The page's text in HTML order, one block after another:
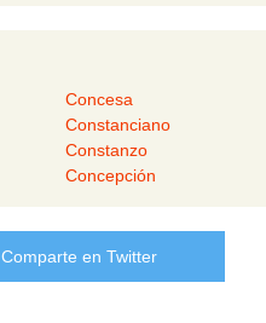
Concesa
Constanciano
Constanzo
Concepción
Comparte en Twitter